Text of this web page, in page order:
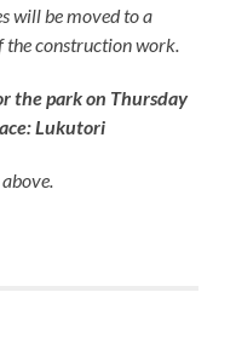
will be moved to a
construction work.
the park on Thursday
Lukutori